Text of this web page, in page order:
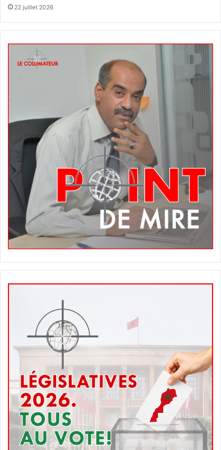
22 juillet 2026